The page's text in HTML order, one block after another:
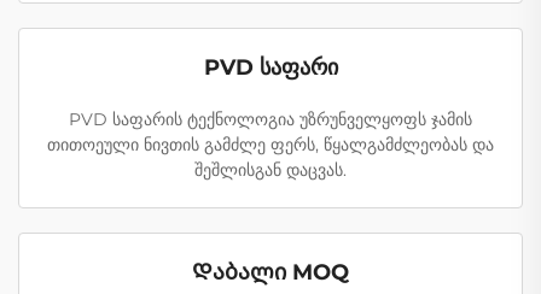
PVD საფარი
PVD საფარის ტექნოლოგია უზრუნველყოფს ჯამის
თითოეული ნივთის გამძლე ფერს, წყალგამძლეობას და
შეშლისგან დაცვას.
Დაბალი MOQ